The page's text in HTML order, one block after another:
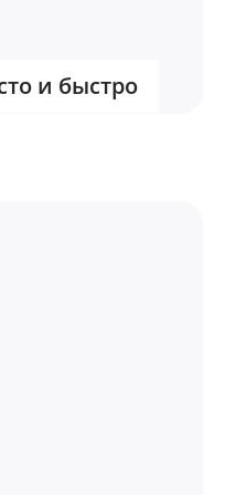
и быстро